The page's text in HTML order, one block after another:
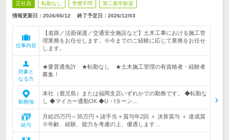
正社員 転勤なし 学歴不問 第二新卒歓迎
情報更新日：2026/06/12 終了予定日： 2026/12/03
仕事内容
【道路／法面保護／交通安全施設など】土木工事における施工管
理業務をお任せします。※今までのご経験に応じて業務をお任せ
します。
対象と
なる方
★要普通免許 ★転勤なし ★土木施工管理の有資格者・経験者
募集！
勤務地
本社（鹿児島）または福岡支店いずれかでの勤務です。 ◆転勤な
し ◆マイカー通勤OK ◆U・Iターン…
給与
月給25万円～35万円 + 諸手当 + 賞与年2回 ＋ 決算賞与 ＋ 達成賞
※年齢、経験、能力を考慮の上、優遇します…